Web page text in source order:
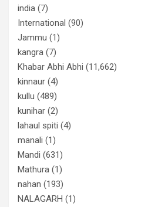
india (7)
International (90)
Jammu (1)
kangra (7)
Khabar Abhi Abhi (11,662)
kinnaur (4)
kullu (489)
kunihar (2)
lahaul spiti (4)
manali (1)
Mandi (631)
Mathura (1)
nahan (193)
NALAGARH (1)